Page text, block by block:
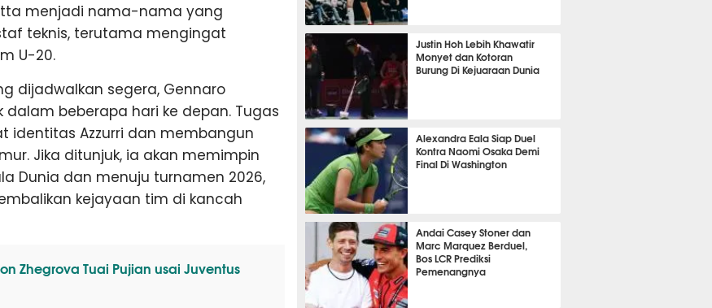
menjadi nama-nama yang
teknis, terutama mengingat
U-20.
dijadwalkan segera, Gennaro
beberapa hari ke depan. Tugas
identitas Azzurri dan membangun
Jika ditunjuk, ia akan memimpin
Dunia dan menuju turnamen 2026,
kejayaan tim di kancah
Zhegrova Tuai Pujian usai Juventus
BASKET
Justin Hoh Lebih Khawatir
Monyet dan Kotoran
Burung Di Kejuaraan Dunia
BADMINTON
Alexandra Eala Siap Duel
Kontra Naomi Osaka Demi
Final Di Washington
TENIS
Andai Casey Stoner dan
Marc Marquez Berduel,
Bos LCR Prediksi
Pemenangnya